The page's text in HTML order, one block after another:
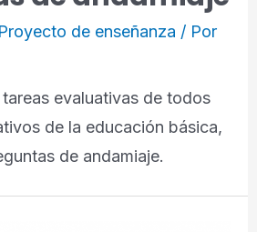
Proyecto de enseñanza / Por
evaluativas de todos
de la educación básica,
de andamiaje.